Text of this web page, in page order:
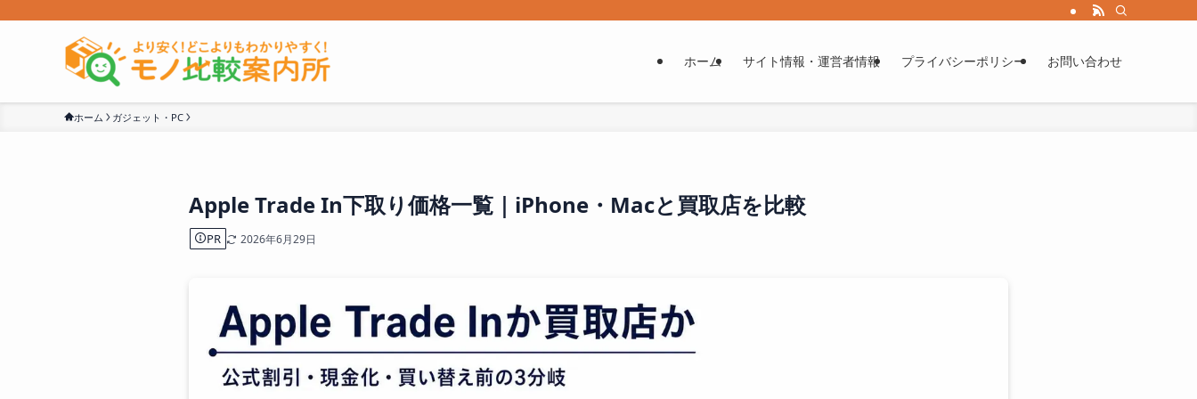
ホーム サイト情報・運営者情報 プライバシーポリシー お問い合わせ
ホーム ガジェット・PC
Apple Trade In下取り価格一覧｜iPhone・Macと買取店を比較
PR 2026年6月29日